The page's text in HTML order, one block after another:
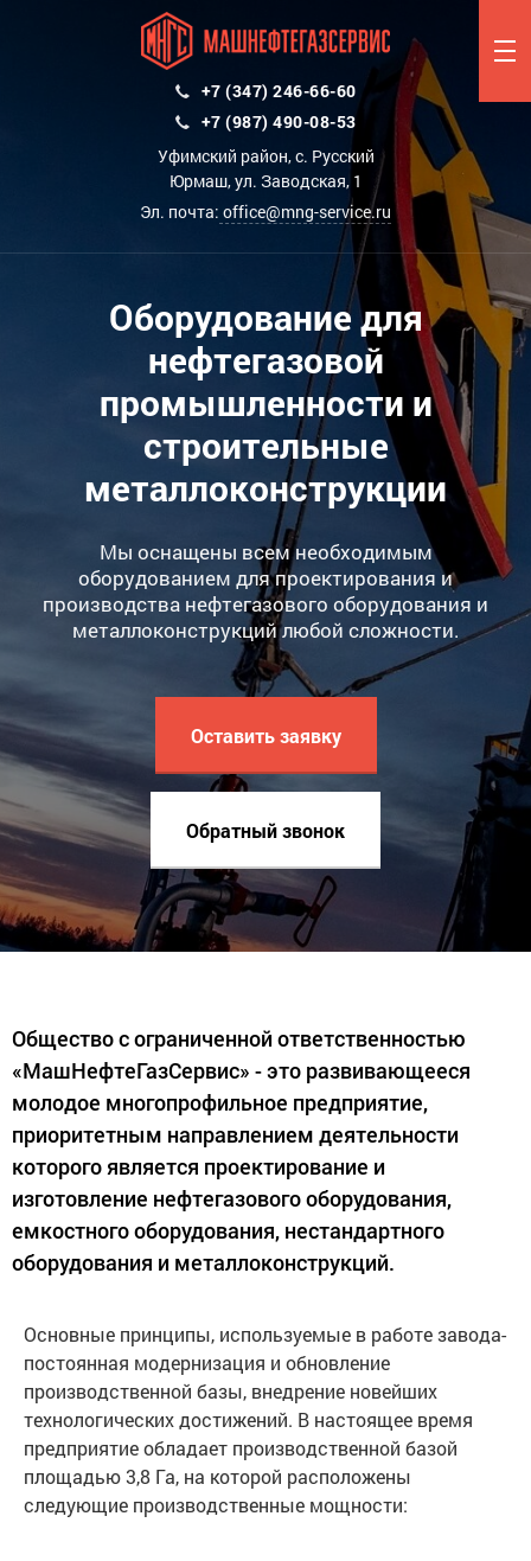
+7 (347) 246-66-60
+7 (987) 490-08-53
Уфимский район, с. Русский
Юрмаш, ул. Заводская, 1
Эл. почта: office@mng-service.ru
Оборудование для
нефтегазовой
промышленности и
строительные
металлоконструкции
Мы оснащены всем необходимым
оборудованием для проектирования и
производства нефтегазового оборудования и
металлоконструкций любой сложности.
Оставить заявку
Обратный звонок
Общество с ограниченной ответственностью
«МашНефтеГазСервис» - это развивающееся
молодое многопрофильное предприятие,
приоритетным направлением деятельности
которого является проектирование и
изготовление нефтегазового оборудования,
емкостного оборудования, нестандартного
оборудования и металлоконструкций.
Основные принципы, используемые в работе завода-
постоянная модернизация и обновление
производственной базы, внедрение новейших
технологических достижений. В настоящее время
предприятие обладает производственной базой
площадью 3,8 Га, на которой расположены
следующие производственные мощности: